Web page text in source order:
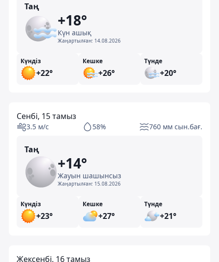
Таң
+18°
Күн ашық
Жаңартылған: 14.08.2026
Күндіз
+22°
Кешке
+26°
Түнде
+20°
Сенбі, 15 тамыз
3.5 м/с 58% 760 мм сын.бағ.
Таң
+14°
Жауын шашынсыз
Жаңартылған: 15.08.2026
Күндіз
+23°
Кешке
+27°
Түнде
+21°
Жексенбі, 16 тамыз